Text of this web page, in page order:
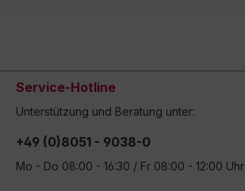
Service-Hotline
Unterstützung und Beratung unter:
+49 (0)8051 - 9038-0
Mo - Do 08:00 - 16:30 / Fr 08:00 - 12:00 Uhr